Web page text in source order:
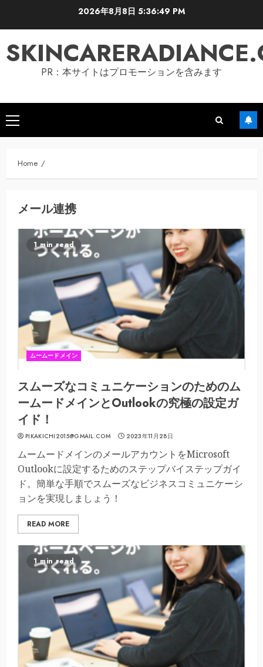
2026年8月8日 5:36:50 PM
PR：本サイトはプロモーションを含みます
Primary
Menu
Home
メール連携
1 min read
ムームードメイン
スムーズなコミュニケーションのためのム
ームードメインとOutlookの究極の設定ガ
イド！
PIKAKICHI2015@GMAIL.COM 2023年11月28日
ムームードメインのメールアカウントをMicrosoft
Outlookに設定するためのステップバイステップガイ
ド。簡単な手順でスムーズなビジネスコミュニケーシ
ョンを実現しましょう！
READ MORE
1 min read